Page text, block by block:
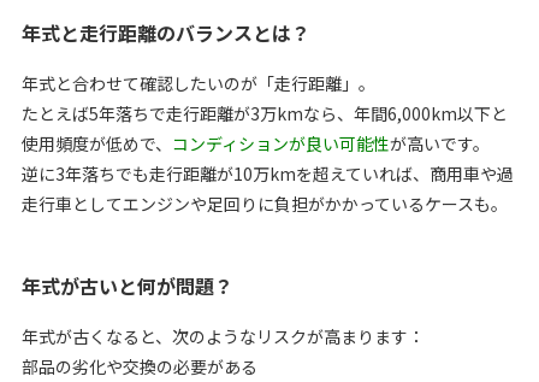
年式と走行距離のバランスとは？
年式と合わせて確認したいのが「走行距離」。
たとえば5年落ちで走行距離が3万kmなら、年間6,000km以下と
使用頻度が低めで、 コンディションが良い可能性が高いです。
逆に3年落ちでも走行距離が10万kmを超えていれば、商用車や過
走行車としてエンジンや足回りに負担がかかっているケースも。
年式が古いと何が問題？
年式が古くなると、次のようなリスクが高まります：
部品の劣化や交換の必要がある